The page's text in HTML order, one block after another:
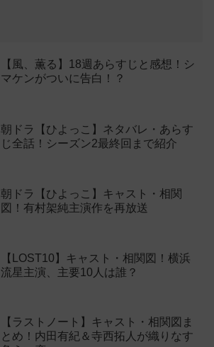
【風、薫る】18週あらすじと感想！シ
マケンがついに告白！？
朝ドラ【ひよっこ】ネタバレ・あらす
じ全話！シーズン2最終回まで紹介
朝ドラ【ひよっこ】キャスト・相関
図！有村架純主演作を再放送
【LOST10】キャスト・相関図！横浜
流星主演、主要10人は誰？
【ラストノート】キャスト・相関図ま
とめ！内田有紀＆寺西拓人が織りなす